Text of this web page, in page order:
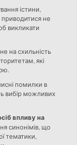
істини,
не
викликати
на схильність
які
помилки в
вибір можливих
впливу на
синонімів, що
тематики,